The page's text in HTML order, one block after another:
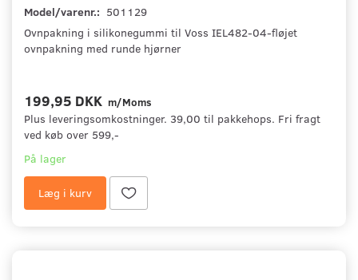
Model/varenr.: 501129
Ovnpakning i silikonegummi til Voss IEL482-04-fløjet
ovnpakning med runde hjørner
199,95 DKK m/Moms
Plus leveringsomkostninger. 39,00 til pakkehops. Fri fragt
ved køb over 599,-
På lager
Læg i kurv